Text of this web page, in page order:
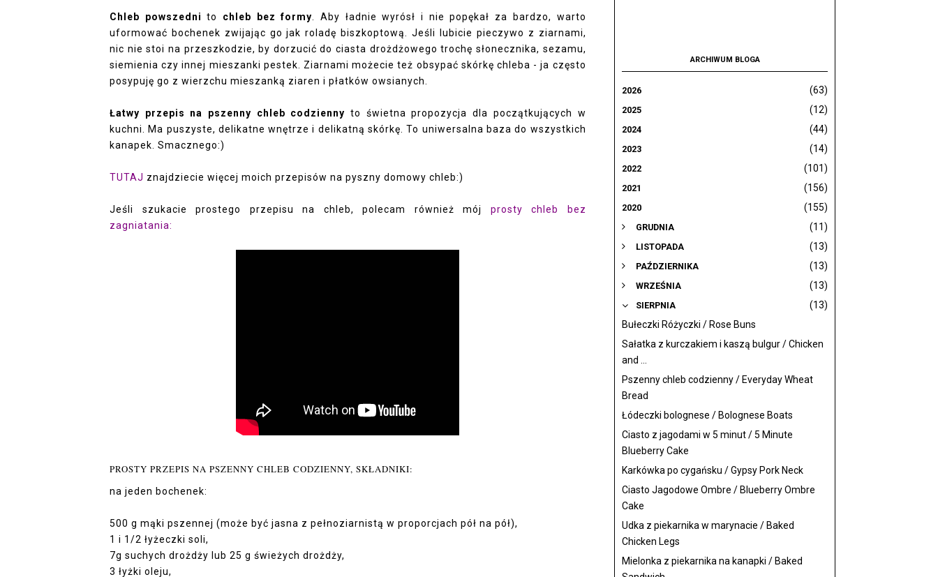
Chleb powszedni to chleb bez formy . Aby ładnie wyrósł i nie popękał za bardzo, warto
uformować bochenek zwijając go jak roladę biszkoptową. Jeśli lubicie pieczywo z ziarnami,
nic nie stoi na przeszkodzie, by dorzucić do ciasta drożdżowego trochę słonecznika, sezamu,
siemienia czy innej mieszanki pestek. Ziarnami możecie też obsypać skórkę chleba - ja często
posypuję go z wierzchu mieszanką ziaren i płatków owsianych.
Łatwy przepis na pszenny chleb codzienny to świetna propozycja dla początkujących w
kuchni. Ma puszyste, delikatne wnętrze i delikatną skórkę. To uniwersalna baza do wszystkich
kanapek. Smacznego:)
TUTAJ znajdziecie więcej moich przepisów na pyszny domowy chleb:)
Jeśli szukacie prostego przepisu na chleb, polecam również mój prosty chleb bez
zagniatania:
PROSTY PRZEPIS NA PSZENNY CHLEB CODZIENNY, SKŁADNIKI:
na jeden bochenek:
500 g mąki pszennej (może być jasna z pełnoziarnistą w proporcjach pół na pół),
1 i 1/2 łyżeczki soli,
7g suchych drożdży lub 25 g świeżych drożdży,
3 łyżki oleju,
ARCHIWUM BLOGA
2026 (63)
2025 (12)
2024 (44)
2023 (14)
2022 (101)
2021 (156)
2020 (155)
GRUDNIA (11)
LISTOPADA (13)
PAŹDZIERNIKA (13)
WRZEŚNIA (13)
SIERPNIA
(13)
Bułeczki Różyczki / Rose Buns
Sałatka z kurczakiem i kaszą bulgur / Chicken
and ...
Pszenny chleb codzienny / Everyday Wheat
Bread
Łódeczki bolognese / Bolognese Boats
Ciasto z jagodami w 5 minut / 5 Minute
Blueberry Cake
Karkówka po cygańsku / Gypsy Pork Neck
Ciasto Jagodowe Ombre / Blueberry Ombre
Cake
Udka z piekarnika w marynacie / Baked
Chicken Legs
Mielonka z piekarnika na kanapki / Baked